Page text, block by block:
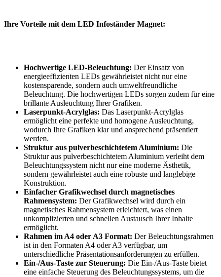
Ihre Vorteile mit dem LED Infoständer Magnet:
Hochwertige LED-Beleuchtung: Der Einsatz von
energieeffizienten LEDs gewährleistet nicht nur eine
kostensparende, sondern auch umweltfreundliche
Beleuchtung. Die hochwertigen LEDs sorgen zudem für eine
brillante Ausleuchtung Ihrer Grafiken.
Laserpunkt-Acrylglas: Das Laserpunkt-Acrylglas
ermöglicht eine perfekte und homogene Ausleuchtung,
wodurch Ihre Grafiken klar und ansprechend präsentiert
werden.
Struktur aus pulverbeschichtetem Aluminium: Die
Struktur aus pulverbeschichtetem Aluminium verleiht dem
Beleuchtungssystem nicht nur eine moderne Ästhetik,
sondern gewährleistet auch eine robuste und langlebige
Konstruktion.
Einfacher Grafikwechsel durch magnetisches
Rahmensystem: Der Grafikwechsel wird durch ein
magnetisches Rahmensystem erleichtert, was einen
unkomplizierten und schnellen Austausch Ihrer Inhalte
ermöglicht.
Rahmen im A4 oder A3 Format: Der Beleuchtungsrahmen
ist in den Formaten A4 oder A3 verfügbar, um
unterschiedliche Präsentationsanforderungen zu erfüllen.
Ein-/Aus-Taste zur Steuerung: Die Ein-/Aus-Taste bietet
eine einfache Steuerung des Beleuchtungssystems, um die